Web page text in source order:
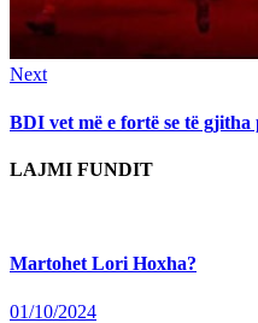
NextNext
BDI vet më e fortë se të
LAJMI FUNDIT
Martohet Lori Hoxha?
01/10/2024